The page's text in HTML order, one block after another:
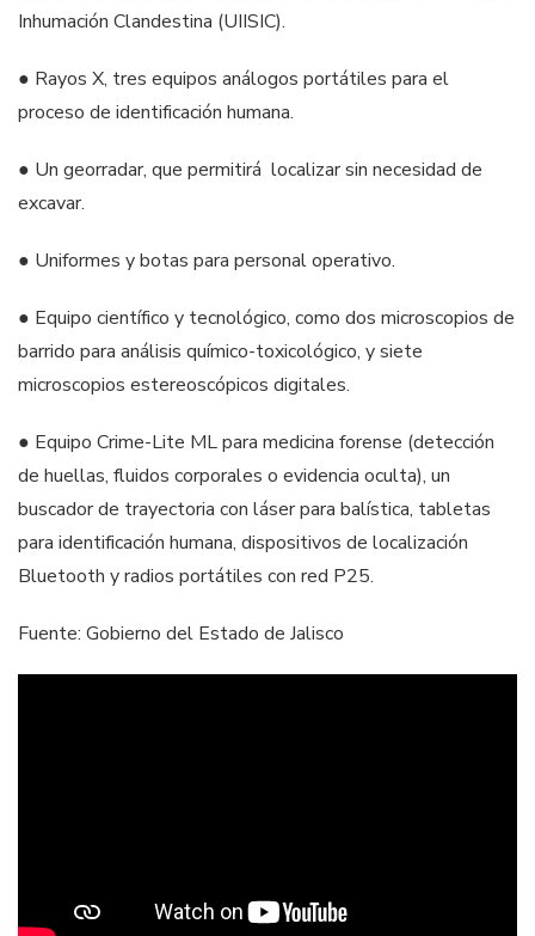
Inhumación Clandestina (UIISIC).
● Rayos X, tres equipos análogos portátiles para el
proceso de identificación humana.
● Un georradar, que permitirá localizar sin necesidad de
excavar.
● Uniformes y botas para personal operativo.
● Equipo científico y tecnológico, como dos microscopios de
barrido para análisis químico-toxicológico, y siete
microscopios estereoscópicos digitales.
● Equipo Crime-Lite ML para medicina forense (detección
de huellas, fluidos corporales o evidencia oculta), un
buscador de trayectoria con láser para balística, tabletas
para identificación humana, dispositivos de localización
Bluetooth y radios portátiles con red P25.
Fuente: Gobierno del Estado de Jalisco